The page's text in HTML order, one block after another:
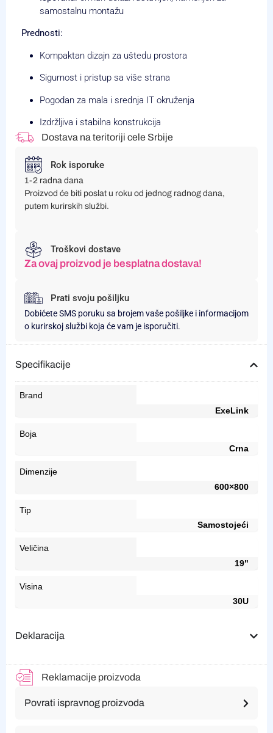
samostalnu montažu
Prednosti:
Kompaktan dizajn za uštedu prostora
Sigurnost i pristup sa više strana
Pogodan za mala i srednja IT okruženja
Izdržljiva i stabilna konstrukcija
Dostava na teritoriji cele Srbije
Rok isporuke
1-2 radna dana
Proizvod će biti poslat u roku od jednog radnog dana,
putem kurirskih službi.
Troškovi dostave
Za ovaj proizvod je besplatna dostava!
Prati svoju pošiljku
Dobićete SMS poruku sa brojem vaše pošiljke i informacijom
o kurirskoj službi koja će vam je isporučiti.
Specifikacije
Brand
ExeLink
Boja
Crna
Dimenzije
600×800
Tip
Samostojeći
Veličina
19"
Visina
30U
Deklaracija
Reklamacije proizvoda
Povrati ispravnog proizvoda